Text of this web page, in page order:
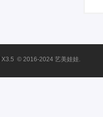
X3.5 © 2016-2024 艺美娃娃.